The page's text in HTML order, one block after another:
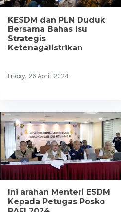
KESDM dan PLN Duduk
Bersama Bahas Isu
Strategis
Ketenagalistrikan
Friday, 26 April 2024
Ini arahan Menteri ESDM
Kepada Petugas Posko